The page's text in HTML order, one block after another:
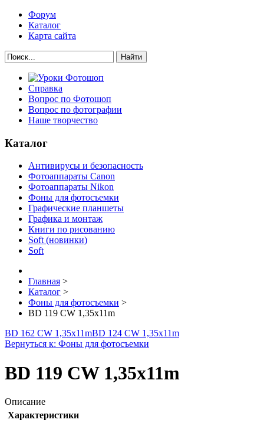
Форум
Каталог
Карта сайта
Найти
Справка
Вопрос по Фотошоп
Вопрос по фотографии
Наше творчество
Каталог
Антивирусы и безопасность
Фотоаппараты Canon
Фотоаппараты Nikon
Фоны для фотосъемки
Графические планшеты
Графика и монтаж
Книги по рисованию
Soft (новинки)
Soft
Главная >
Каталог >
Фоны для фотосъемки >
BD 119 CW 1,35х11m
BD 162 CW 1,35х11mBD 124 CW 1,35х11m
Вернуться к: Фоны для фотосъемки
BD 119 CW 1,35х11m
Описание
Характеристики